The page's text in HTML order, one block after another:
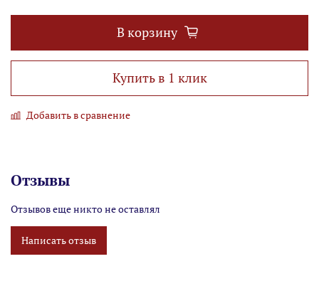
В корзину
Купить в 1 клик
Добавить в сравнение
Отзывы
Отзывов еще никто не оставлял
Написать отзыв